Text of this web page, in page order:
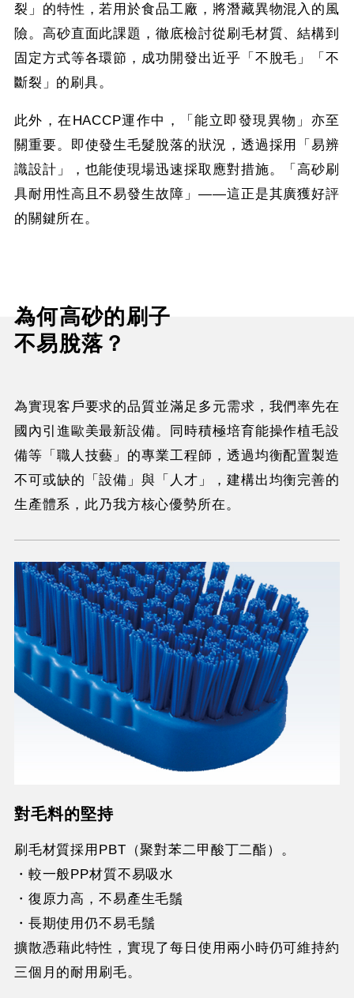
裂」的特性，若用於食品工廠，將潛藏異物混入的風
險。高砂直面此課題，徹底檢討從刷毛材質、結構到
固定方式等各環節，成功開發出近乎「不脫毛」「不
斷裂」的刷具。
此外，在HACCP運作中，「能立即發現異物」亦至
關重要。即使發生毛髮脫落的狀況，透過採用「易辨
識設計」，也能使現場迅速採取應對措施。「高砂刷
具耐用性高且不易發生故障」——這正是其廣獲好評
的關鍵所在。
為何高砂的刷子
不易脫落？
為實現客戶要求的品質並滿足多元需求，我們率先在
國內引進歐美最新設備。同時積極培育能操作植毛設
備等「職人技藝」的專業工程師，透過均衡配置製造
不可或缺的「設備」與「人才」，建構出均衡完善的
生產體系，此乃我方核心優勢所在。
對毛料的堅持
刷毛材質採用PBT（聚對苯二甲酸丁二酯）。
・較一般PP材質不易吸水
・復原力高，不易產生毛鬚
・長期使用仍不易毛鬚
擴散憑藉此特性，實現了每日使用兩小時仍可維持約
三個月的耐用刷毛。